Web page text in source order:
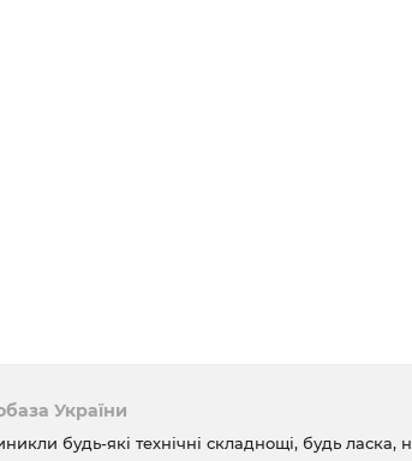
України
будь-які технічні складнощі, будь ласка,